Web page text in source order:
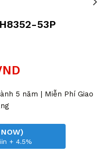
53P
5 năm | Miễn Phí Giao
NOW)
+ 4.5%